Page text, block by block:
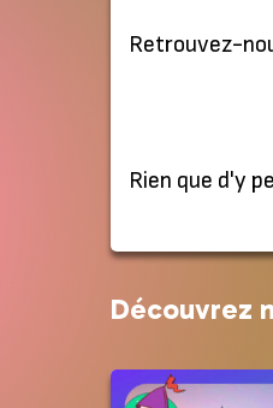
Retrouvez-
Rien que d'y
Découvrez